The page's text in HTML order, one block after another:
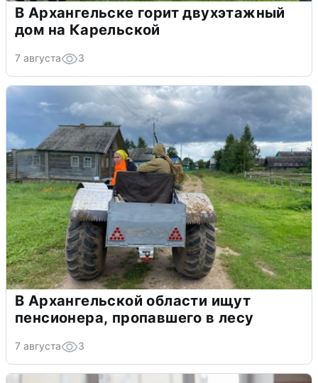
В Архангельске горит двухэтажный
дом на Карельской
7 августа 3
В Архангельской области ищут
пенсионера, пропавшего в лесу
7 августа 3